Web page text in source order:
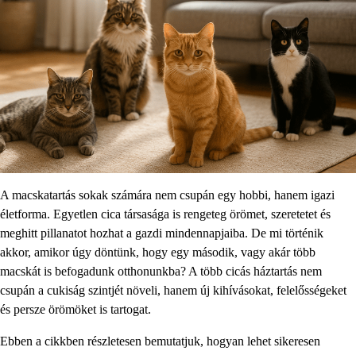
A macskatartás sokak számára nem csupán egy hobbi, hanem igazi
életforma. Egyetlen cica társasága is rengeteg örömet, szeretetet és
meghitt pillanatot hozhat a gazdi mindennapjaiba. De mi történik
akkor, amikor úgy döntünk, hogy egy második, vagy akár több
macskát is befogadunk otthonunkba? A több cicás háztartás nem
csupán a cukiság szintjét növeli, hanem új kihívásokat, felelősségeket
és persze örömöket is tartogat.
Ebben a cikkben részletesen bemutatjuk, hogyan lehet sikeresen